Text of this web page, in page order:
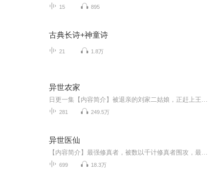
15 895
古典长诗+神童诗
21 1.8万
异世农家
281 249.5万
异世医仙
699 18.3万